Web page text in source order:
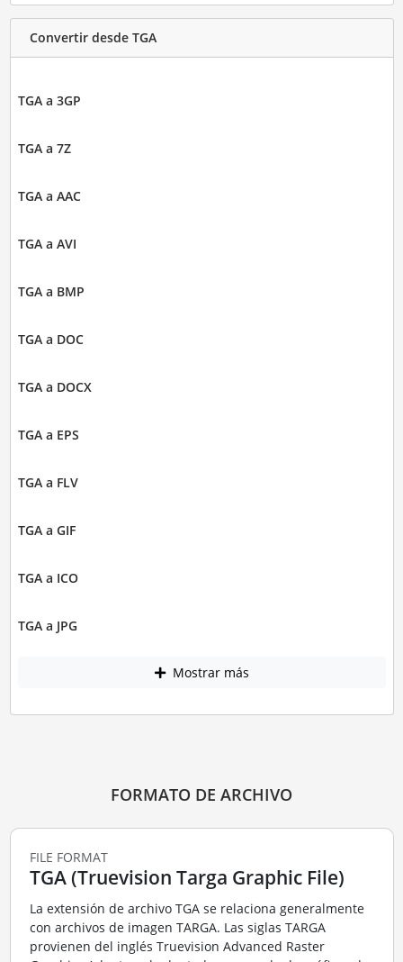
Convertir desde TGA
TGA a 3GP
TGA a 7Z
TGA a AAC
TGA a AVI
TGA a BMP
TGA a DOC
TGA a DOCX
TGA a EPS
TGA a FLV
TGA a GIF
TGA a ICO
TGA a JPG
Mostrar más
FORMATO DE ARCHIVO
FILE FORMAT
TGA (Truevision Targa Graphic File)
La extensión de archivo TGA se relaciona generalmente
con archivos de imagen TARGA. Las siglas TARGA
provienen del inglés Truevision Advanced Raster